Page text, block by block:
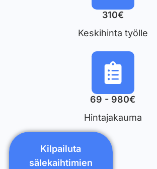
310€
Keskihinta työlle
69 - 980€
Hintajakauma
Kilpailuta
sälekaihtimien